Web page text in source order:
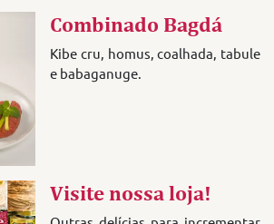
Combinado Bagdá
Kibe cru, homus, coalhada, tabule
e babaganuge.
Visite nossa loja!